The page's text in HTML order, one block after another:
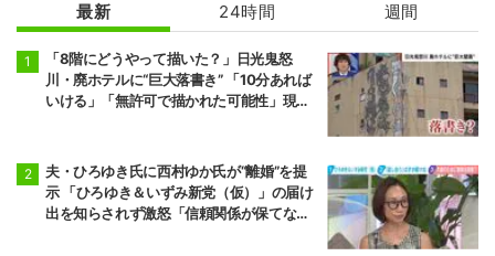
最新 24時間 週間
「8階にどうやって描いた？」日光鬼怒
川・廃ホテルに“巨大落書き” 「10分あれば
いける」「無許可で描かれた可能性」現役
夫・ひろゆき氏に西村ゆか氏が“離婚”を提
示 「ひろゆき＆いずみ新党（仮）」の届け
出を知らされず激怒「信頼関係が保てない